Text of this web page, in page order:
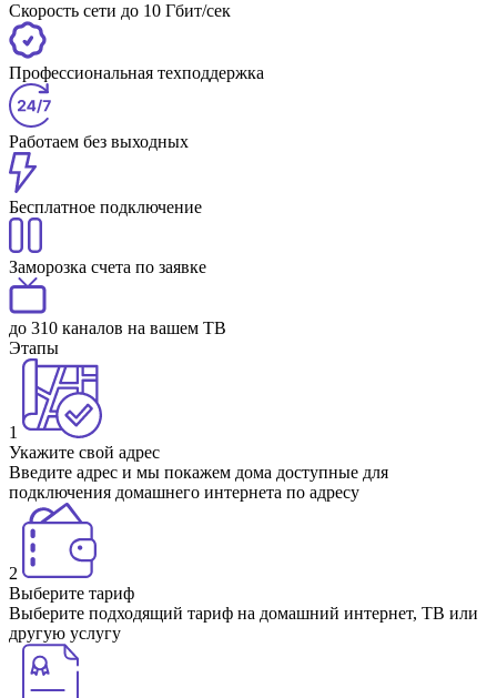
Скорость сети до 10 Гбит/сек
Профессиональная техподдержка
Работаем без выходных
Бесплатное подключение
Заморозка счета по заявке
до 310 каналов на вашем ТВ
Этапы
1
Укажите свой адрес
Введите адрес и мы покажем дома доступные для
подключения домашнего интернета по адресу
2
Выберите тариф
Выберите подходящий тариф на домашний интернет, ТВ или
другую услугу